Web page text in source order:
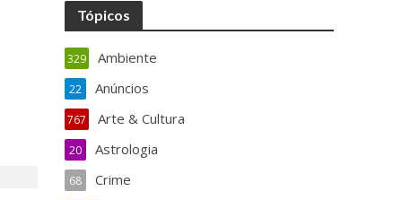
Tópicos
Ambiente
329
Anúncios
22
Arte & Cultura
767
Astrologia
20
Crime
68